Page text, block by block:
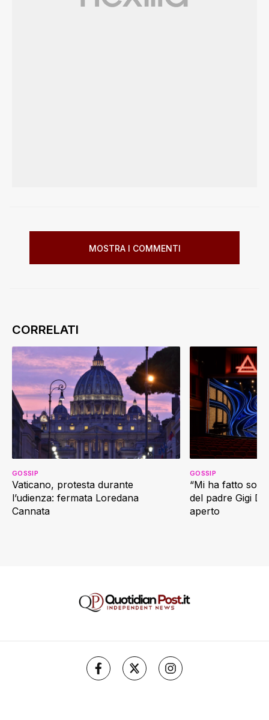
MOSTRA I COMMENTI
Vaticano, protesta durante
l’udienza: fermata Loredana
Cannata
GOSSIP
“Mi ha fatto
del padre Gigi
aperto
GOSSIP